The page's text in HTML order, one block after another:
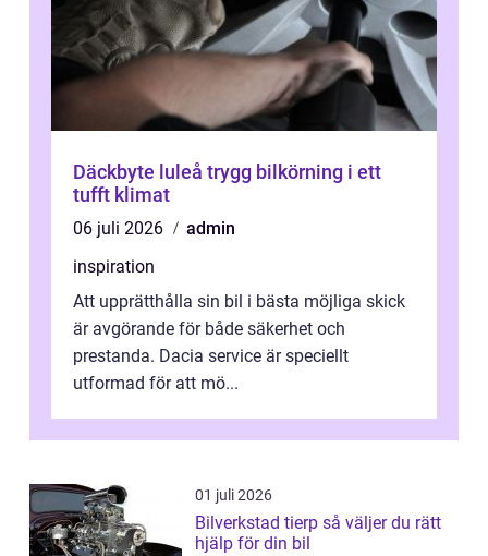
Däckbyte luleå trygg bilkörning i ett
tufft klimat
06 juli 2026
admin
inspiration
Att upprätthålla sin bil i bästa möjliga skick
är avgörande för både säkerhet och
prestanda. Dacia service är speciellt
utformad för att mö...
01 juli 2026
Bilverkstad tierp så väljer du rätt
hjälp för din bil